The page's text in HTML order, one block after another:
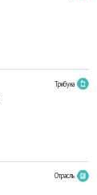
Трибуна
Отрасль